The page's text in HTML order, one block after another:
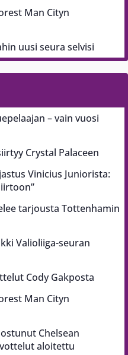
Man Cityn
uusi seura selvisi
– vain vuosi
Crystal Palaceen
Vinicius Juniorista:
tarjousta Tottenhamin
Valioliiga-seuran
Cody Gakposta
Man Cityn
Chelsean
aloitettu